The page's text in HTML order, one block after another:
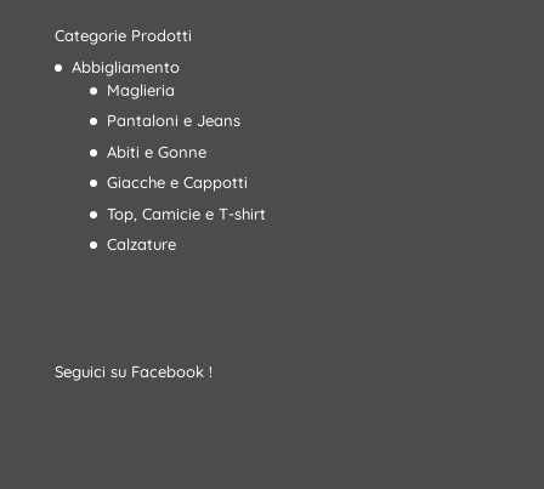
Categorie Prodotti
Abbigliamento
Maglieria
Pantaloni e Jeans
Abiti e Gonne
Giacche e Cappotti
Top, Camicie e T-shirt
Calzature
Seguici su Facebook !